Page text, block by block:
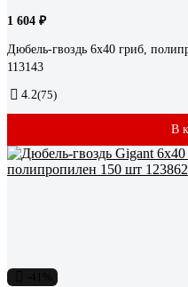
1 604 ₽
Дюбель-гвоздь 6х40 гриб,
113143
4.2(75)
В